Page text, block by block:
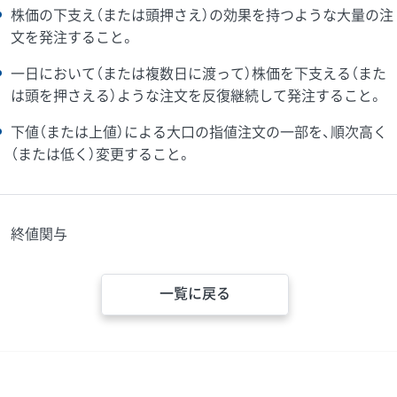
株価の下支え（または頭押さえ）の効果を持つような大量の注
文を発注すること。
一日において（または複数日に渡って）株価を下支える（また
は頭を押さえる）ような注文を反復継続して発注すること。
下値（または上値）による大口の指値注文の一部を、順次高く
（または低く）変更すること。
終値関与
一覧に戻る